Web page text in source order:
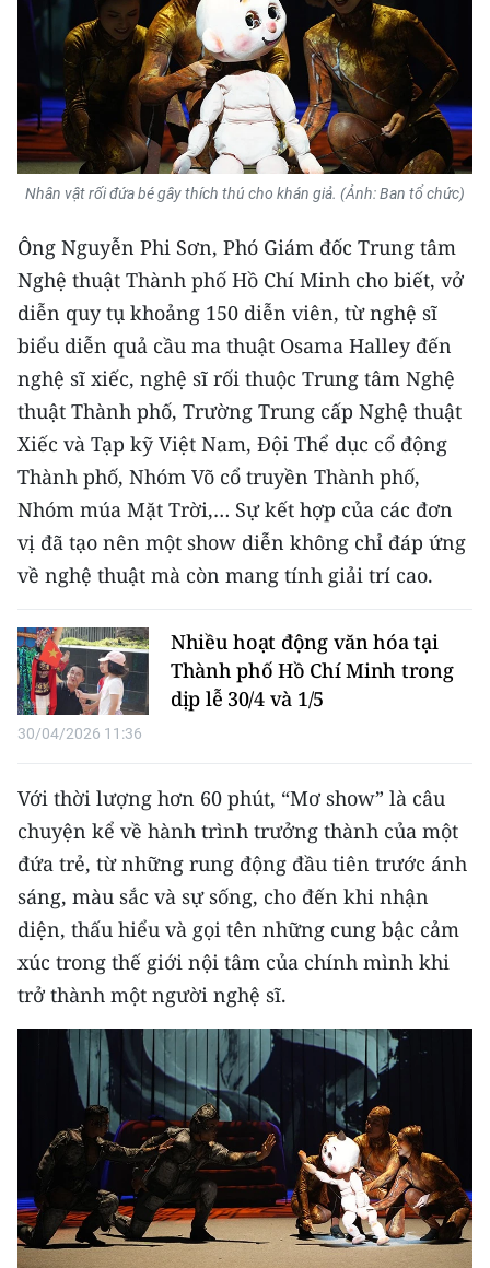
Media Thế giới
Media Thể thao
Media Giáo dục
Media Y tế
Media Khoa học - Công nghệ
Media Môi trường
Ảnh
Infographic
TIN MỚI
TIN ĐỊA PHƯƠNG
Trung du và miền núi phía Bắc
Đồng bằng sông Hồng
Duyên hải Nam Trung Bộ và Tây
Nguyên
Đông Nam Bộ
Đồng bằng sông Cửu Long
Chuyên trang Hà Nội
Chuyên trang TP. Hồ Chí Minh
CHUYÊN ĐỀ
CÁC CHUYÊN TRANG
VỀ BÁO NHÂN DÂN
THỜI NAY
NHÂN DÂN CUỐI TUẦN
NHÂN DÂN HẰNG THÁNG
Nhân vật rối đứa bé gây thích thú cho khán giả. (Ảnh: Ban tổ chức)
Ông Nguyễn Phi Sơn, Phó Giám đốc Trung tâm
Nghệ thuật Thành phố Hồ Chí Minh cho biết, vở
diễn quy tụ khoảng 150 diễn viên, từ nghệ sĩ
biểu diễn quả cầu ma thuật Osama Halley đến
nghệ sĩ xiếc, nghệ sĩ rối thuộc Trung tâm Nghệ
thuật Thành phố, Trường Trung cấp Nghệ thuật
Xiếc và Tạp kỹ Việt Nam, Đội Thể dục cổ động
Thành phố, Nhóm Võ cổ truyền Thành phố,
Nhóm múa Mặt Trời,… Sự kết hợp của các đơn
vị đã tạo nên một show diễn không chỉ đáp ứng
về nghệ thuật mà còn mang tính giải trí cao.
Nhiều hoạt động văn hóa tại
Thành phố Hồ Chí Minh trong
dịp lễ 30/4 và 1/5
30/04/2026 11:36
Với thời lượng hơn 60 phút, “Mơ show” là câu
chuyện kể về hành trình trưởng thành của một
đứa trẻ, từ những rung động đầu tiên trước ánh
sáng, màu sắc và sự sống, cho đến khi nhận
diện, thấu hiểu và gọi tên những cung bậc cảm
xúc trong thế giới nội tâm của chính mình khi
trở thành một người nghệ sĩ.